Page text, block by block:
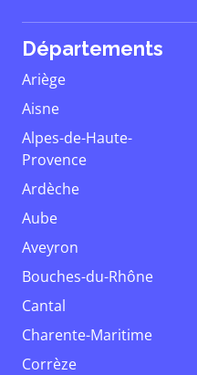
Départements
Ariège
Aisne
Alpes-de-Haute-
Provence
Ardèche
Aube
Aveyron
Bouches-du-Rhône
Cantal
Charente-Maritime
Corrèze